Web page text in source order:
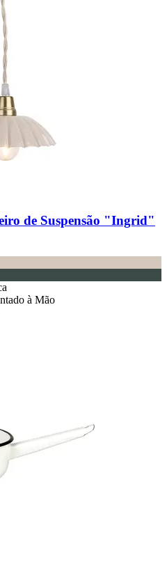
de Suspensão "Ingrid"
à Mão